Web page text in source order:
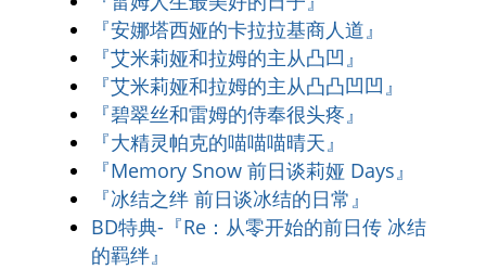
『安娜塔西娅的卡拉拉基商人道』
『艾米莉娅和拉姆的主从凸凹』
『艾米莉娅和拉姆的主从凸凸凹凹』
『碧翠丝和雷姆的侍奉很头疼』
『大精灵帕克的喵喵喵晴天』
『Memory Snow 前日谈莉娅 Days』
『冰结之绊 前日谈冰结的日常』
BD特典-『Re：从零开始的前日传 冰结
的羁绊』